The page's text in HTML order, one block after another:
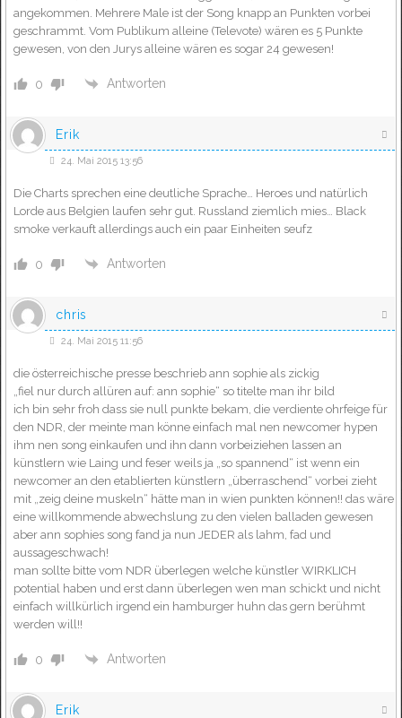
angekommen. Mehrere Male ist der Song knapp an Punkten vorbei
geschrammt. Vom Publikum alleine (Televote) wären es 5 Punkte
gewesen, von den Jurys alleine wären es sogar 24 gewesen!
0 Antworten
Erik
24. Mai 2015 13:56
Die Charts sprechen eine deutliche Sprache… Heroes und natürlich
Lorde aus Belgien laufen sehr gut. Russland ziemlich mies… Black
smoke verkauft allerdings auch ein paar Einheiten seufz
0 Antworten
chris
24. Mai 2015 11:56
die österreichische presse beschrieb ann sophie als zickig
„fiel nur durch allüren auf: ann sophie“ so titelte man ihr bild
ich bin sehr froh dass sie null punkte bekam, die verdiente ohrfeige für
den NDR, der meinte man könne einfach mal nen newcomer hypen
ihm nen song einkaufen und ihn dann vorbeiziehen lassen an
künstlern wie Laing und feser weils ja „so spannend“ ist wenn ein
newcomer an den etablierten künstlern „überraschend“ vorbei zieht
mit „zeig deine muskeln“ hätte man in wien punkten können!! das wäre
eine willkommende abwechslung zu den vielen balladen gewesen
aber ann sophies song fand ja nun JEDER als lahm, fad und
aussageschwach!
man sollte bitte vom NDR überlegen welche künstler WIRKLICH
potential haben und erst dann überlegen wen man schickt und nicht
einfach willkürlich irgend ein hamburger huhn das gern berühmt
werden will!!
0 Antworten
Erik